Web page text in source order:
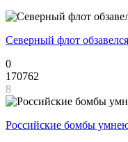
Северный флот
0
170762
8
Российские бомбы